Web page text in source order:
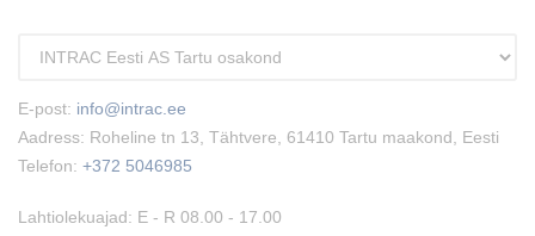
E-post: info@intrac.ee
Aadress: Roheline tn 13, Tähtvere, 61410 Tartu maakond, Eesti
Telefon: +372 5046985
Lahtiolekuajad: E - R 08.00 - 17.00